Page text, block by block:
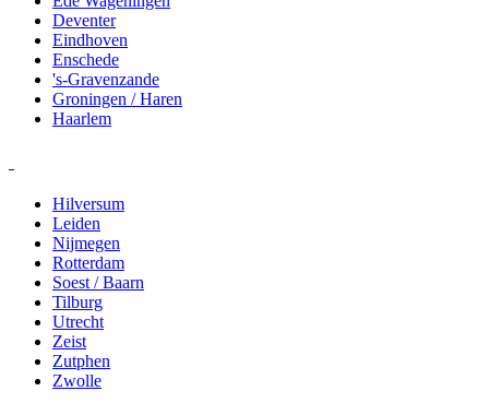
Deventer
Eindhoven
Enschede
's-Gravenzande
Groningen / Haren
Haarlem
Hilversum
Leiden
Nijmegen
Rotterdam
Soest / Baarn
Tilburg
Utrecht
Zeist
Zutphen
Zwolle